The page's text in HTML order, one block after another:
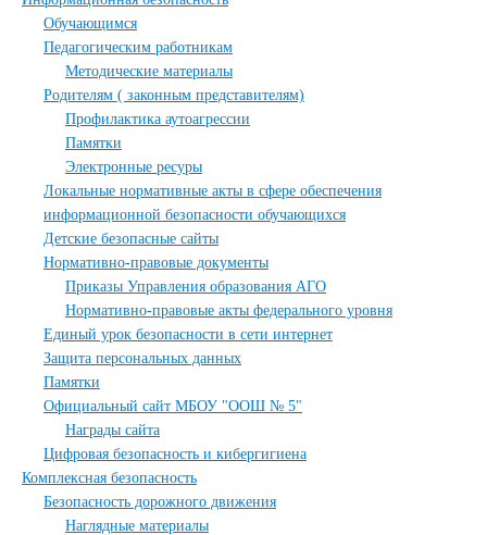
Обучающимся
Педагогическим работникам
Методические материалы
Родителям ( законным представителям)
Профилактика аутоагрессии
Памятки
Электронные ресуры
Локальные нормативные акты в сфере обеспечения
информационной безопасности обучающихся
Детские безопасные сайты
Нормативно-правовые документы
Приказы Управления образования АГО
Нормативно-правовые акты федерального уровня
Единый урок безопасности в сети интернет
Защита персональных данных
Памятки
Официальный сайт МБОУ "ООШ № 5"
Награды сайта
Цифровая безопасность и кибергигиена
Комплексная безопасность
Безопасность дорожного движения
Наглядные материалы